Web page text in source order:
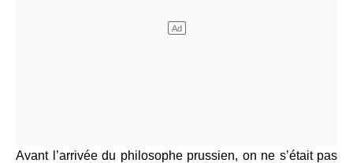
Avant l’arrivée du philosophe prussien, on ne s’était pas